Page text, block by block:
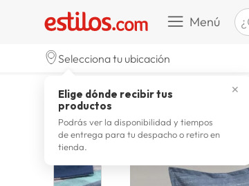
Menú
Selecciona tu ubicación
✕
Elige dónde recibir tus
productos
Podrás ver la disponibilidad y tiempos
de entrega para tu despacho o retiro en
tienda.